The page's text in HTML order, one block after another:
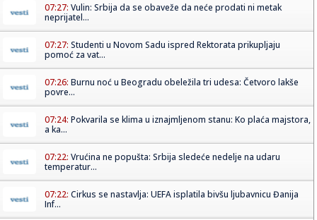
07:27: Vulin: Srbija da se obaveže da neće prodati ni metak
neprijatel...
07:27: Studenti u Novom Sadu ispred Rektorata prikupljaju
pomoć za vat...
07:26: Burnu noć u Beogradu obeležila tri udesa: Četvoro lakše
povre...
07:24: Pokvarila se klima u iznajmljenom stanu: Ko plaća majstora,
a ka...
07:22: Vrućina ne popušta: Srbija sledeće nedelje na udaru
temperatur...
07:22: Cirkus se nastavlja: UEFA isplatila bivšu ljubavnicu Đanija
Inf...